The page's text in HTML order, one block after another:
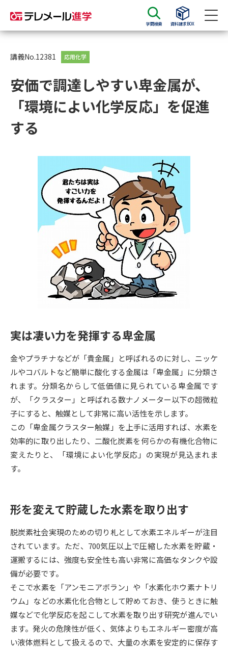
学問検索 資料請求BOX
資料請求
大学・短大の資料種類から請求
大学パンフ
大学・短大以外の資料から請求
専門学校の資料請求 大学院の資料請求
留学・進学関連、塾・予備校
大学入学共通テスト「受験案
内」の請求
大学入学共通テスト「受験上の
配慮案内」の請求
高等学校卒業程度認定試験
高等学校（情報）教員資格認定
大学研究 大学検索
大学で学べる内容や特徴を調べる
新増設大学・学部・学科特集
国際・グローバルに強い大学特
集
デジタルパンフレット 進路の３択
新学年スタート号特集ページ
（高3生用）
新学年スタート号特集ページ
（高2生用）
SELFBRAND特集ページ
オープンキャンパスなどを調べる
オープンキャンパス検索 実施プログラムから探す
来場型・Web型イベント特集 夢ナビライブ
講義No.12381 応用化学
安価で調達しやすい卑金属が、
「環境によい化学反応」を促進
する
実は凄い力を発揮する卑金属
金やプラチナなどが「貴金属」と呼ばれるのに対し、ニッケ
ルやコバルトなど簡単に酸化する金属は「卑金属」に分類さ
れます。分類名からして低価値に見られている卑金属です
が、「クラスター」と呼ばれる数ナノメーター以下の超微粒
子にすると、触媒として非常に高い活性を示します。
この「卑金属クラスター触媒」を上手に活用すれば、水素を
効率的に取り出したり、二酸化炭素を何らかの有機化合物に
変えたりと、「環境によい化学反応」の実現が見込まれま
す。
形を変えて貯蔵した水素を取り出す
脱炭素社会実現のための切り札として水素エネルギーが注目
されています。ただ、700気圧以上で圧縮した水素を貯蔵・
運搬するには、強度も安全性も高い非常に高価なタンクや設
備が必要です。
そこで水素を「アンモニアボラン」や「水素化ホウ素ナトリ
ウム」などの水素化化合物として貯めておき、使うときに触
媒などで化学反応を起こして水素を取り出す研究が進んでい
ます。発火の危険性が低く、気体よりもエネルギー密度が高
い液体燃料として扱えるので、大量の水素を安定的に保存す